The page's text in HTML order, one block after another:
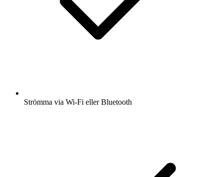
Strömma via Wi-Fi eller Bluetooth